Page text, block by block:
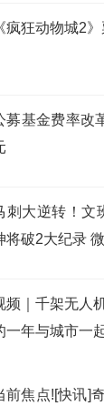
《疯狂动物城2
募基金费率改
刺大逆转！文
将破2大纪录
频｜千架无人
一年与城市一
前焦点![快讯]